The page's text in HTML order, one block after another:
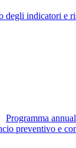
degli indicatori e
Programma
preventivo e